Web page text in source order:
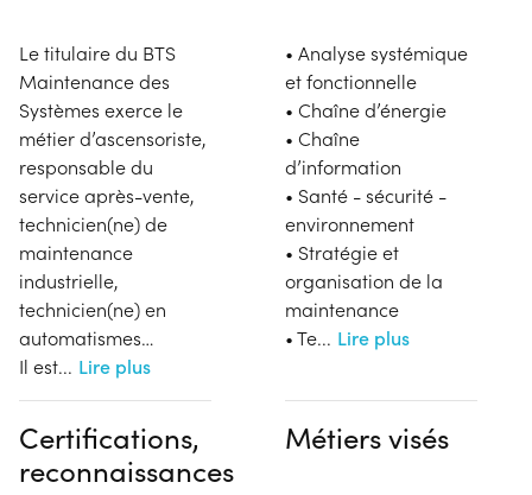
Le titulaire du BTS
Maintenance des
Systèmes exerce le
métier d’ascensoriste,
responsable du
service après-vente,
technicien(ne) de
maintenance
industrielle,
technicien(ne) en
automatismes…
Il est... Lire plus
• Analyse systémique
et fonctionnelle
• Chaîne d’énergie
• Chaîne
d’information
• Santé - sécurité -
environnement
• Stratégie et
organisation de la
maintenance
• Te... Lire plus
Certifications,
reconnaissances
Métiers visés